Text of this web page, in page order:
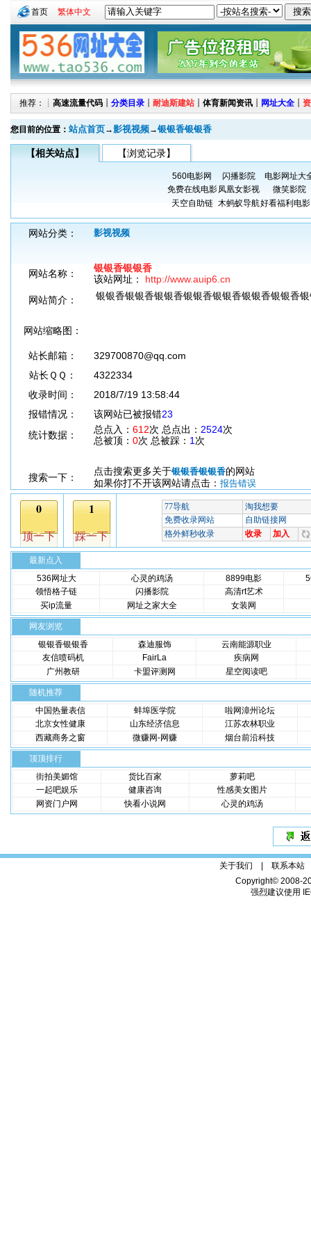
首页 繁体中文
推荐：┊ 高速流量代码 ┊ 分类目录 ┊ 耐迪斯建站 ┊ 体育新闻资讯 ┊ 网址大全 ┊
您目前的位置： 站点首页→影视视频→银银香银银香
【相关站点】 【浏览记录】
560电影网 闪播影院
电影网址大
免费在线电影凤凰女影视
微笑影院
天空自助链 木蚂蚁导航好看福利电
网站分类： 影视视频
网站名称：
银银香银银香
该站网址： http://www.auip6.cn
网站简介：
银银香银银香银银香银银香银银香银银香银银香
网站缩略图：
站长邮箱：
329700870@qq.com
站长ＱＱ：
4322334
收录时间：
2018/7/19 13:58:44
报错情况：
该网站已被报错23
统计数据：
总点入： 612次 总点出： 2524次
总被顶： 0次 总被踩： 1 次
搜索一下：
点击搜索更多关于银银香银银香的网站
如果你打不开该网站请点击： 报告错误
最新点入
536网址大
心灵的鸡汤 8899电影
领悟格子链
闪播影院
高清rt艺术
买ip流量
网址之家大全 女装网
网友浏览
银银香银银香
森迪服饰
云南能源职业
友信喷码机
FairLa
疾病网
广州教研
卡盟评测网 星空阅读吧
随机推荐
中国热量表信
蚌埠医学院
啦网漳州论坛
北京女性健康
山东经济信息
江苏农林职业
西藏商务之窗
微赚网-网赚 烟台前沿科技
顶顶排行
街拍美媚馆
货比百家
萝莉吧
一起吧娱乐
健康咨询
性感美女图片
网资门户网
快看小说网 心灵的鸡汤
关于我们 | 联系本站
Copyright© 2008-
强烈建议使用